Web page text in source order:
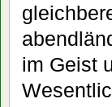
im Geist